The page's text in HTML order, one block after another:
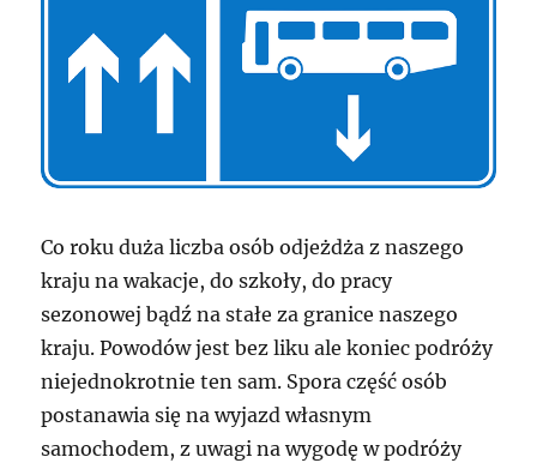
Co roku duża liczba osób odjeżdża z naszego
kraju na wakacje, do szkoły, do pracy
sezonowej bądź na stałe za granice naszego
kraju. Powodów jest bez liku ale koniec podróży
niejednokrotnie ten sam. Spora część osób
postanawia się na wyjazd własnym
samochodem, z uwagi na wygodę w podróży